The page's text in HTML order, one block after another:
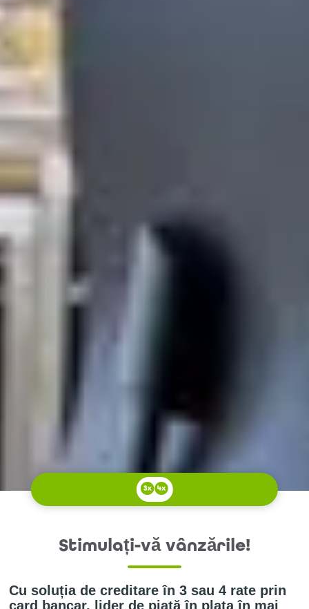
Stimulați-vă vânzările!
Cu soluția de creditare în 3 sau 4 rate prin
card bancar, lider de piață în plata în mai